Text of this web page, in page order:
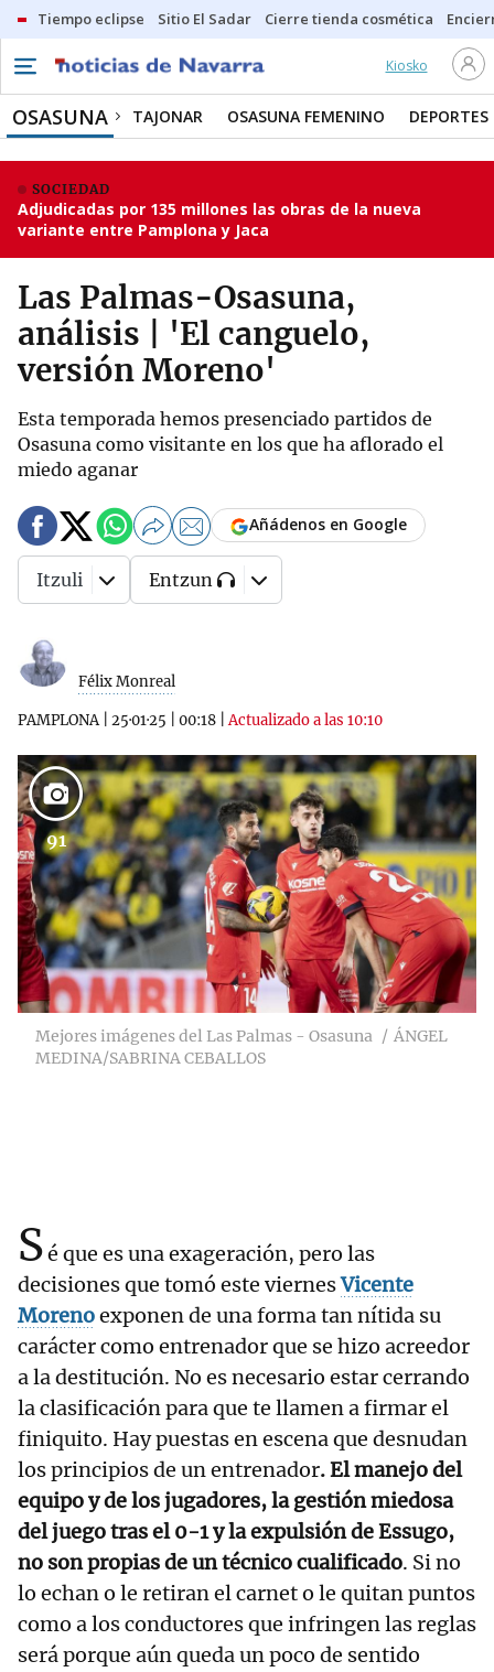
Tiempo eclipse Sitio El Sadar Cierre tienda cosmética
Kiosko
OSASUNA TAJONAR OSASUNA FEMENINO DEPORTES
SOCIEDAD
Adjudicadas por 135 millones las obras de la nueva
variante entre Pamplona y Jaca
Las Palmas-Osasuna,
análisis | 'El canguelo,
versión Moreno'
Esta temporada hemos presenciado partidos de
Osasuna como visitante en los que ha aflorado el
miedo aganar
Félix Monreal
PAMPLONA| 25·01·25 00:18 |Actualizado a las 10:10
Añádenos en Google
Itzuli Entzun
91
Mejores imágenes del Las Palmas - Osasuna
ÁNGEL
MEDINA/SABRINA CEBALLOS
Sé que es una exageración, pero las
decisiones que tomó este viernesVicente
Morenoexponen de una forma tan nítida su
carácter como entrenador que se hizo acreedor
a la destitución. No es necesario estar cerrando
la clasificación para que te llamen a firmar el
finiquito. Hay puestas en escena que desnudan
los principios de un entrenador. El manejo del
equipo y de los jugadores, la gestión miedosa
del juego tras el 0-1 y la expulsión de Essugo,
no son propias de un técnico cualificado. Si no
lo echan o le retiran el carnet o le quitan puntos
como a los conductores que infringen las reglas
será porque aún queda un poco de sentido